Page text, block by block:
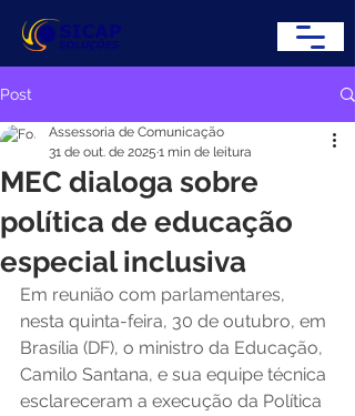
Post
MEC dialoga sobre
política de educação
especial inclusiva
Assessoria de Comunicação
31 de out. de 2025 1 min de leitura
Em reunião com parlamentares,
nesta quinta-feira, 30 de outubro, em
Brasília (DF), o ministro da Educação,
Camilo Santana, e sua equipe técnica
esclareceram a execução da Política